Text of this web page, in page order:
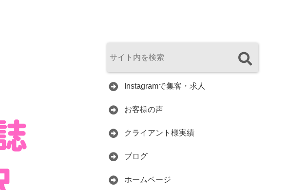
Instagramで集客・求人
お客様の声
クライアント様実績
ブログ
ホームページ